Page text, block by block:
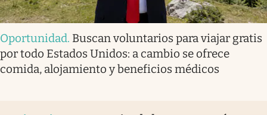
Oportunidad. Buscan voluntarios para viajar gratis
por todo Estados Unidos: a cambio se ofrece
comida, alojamiento y beneficios médicos